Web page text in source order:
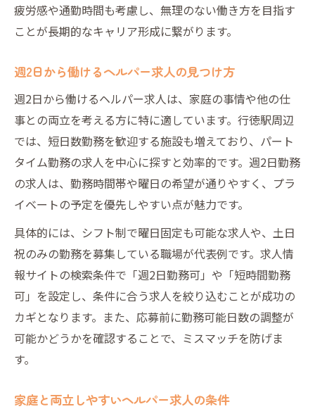
疲労感や通勤時間も考慮し、無理のない働き方を目指す
ことが長期的なキャリア形成に繋がります。
週2日から働けるヘルパー求人の見つけ方
週2日から働けるヘルパー求人は、家庭の事情や他の仕
事との両立を考える方に特に適しています。行徳駅周辺
では、短日数勤務を歓迎する施設も増えており、パート
タイム勤務の求人を中心に探すと効率的です。週2日勤務
の求人は、勤務時間帯や曜日の希望が通りやすく、プラ
イベートの予定を優先しやすい点が魅力です。
具体的には、シフト制で曜日固定も可能な求人や、土日
祝のみの勤務を募集している職場が代表例です。求人情
報サイトの検索条件で「週2日勤務可」や「短時間勤務
可」を設定し、条件に合う求人を絞り込むことが成功の
カギとなります。また、応募前に勤務可能日数の調整が
可能かどうかを確認することで、ミスマッチを防げま
す。
家庭と両立しやすいヘルパー求人の条件